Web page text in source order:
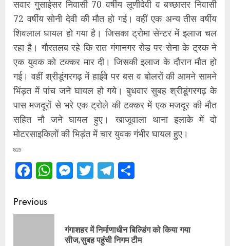
सवार गुसाईसर निवासी 70 वर्षीय लूणीदेवी व बच्छासर निवासी
72 वर्षीय सोनी देवी की मौत हो गई। वहीं एक अन्य तीस वर्षीय
शिवलाल घायल हो गया है। जिसका ट्रोमा सेन्टर में इलाज चल
रहा है। गौरतलब रहे कि रात गंगानगर रोड पर सेना के ट्रक ने
एक युवक को टक्कर मार दी। जिसकी इलाज के दौरान मौत हो
गई। वहीं श्रीडूंगरगढ़ में हाईवे पर बस व बोलरों की आमने सामने
भिंड़त में पांच जने घायल हो गये। बुधवार सुबह श्रीडूंगरगढ़ के
पास मजदूरों से भरे एक ट्रोले की टक्कर में एक मजदूर की मौत
सहित नौ जने घायल हुए। खाजूवाला थाना इलाके में दो
मोटरसाइकिलों की भिड़ंत में चार युवक गंभीर घायल हुए।
825
Facebook
WhatsApp
Messenger
TwitterTelegram
Continue
Reading
Previous
गंगाशहर में निर्माणाधीन बिल्डिंग को किया गया
सीज,सुबह पहुंची निगम टीम